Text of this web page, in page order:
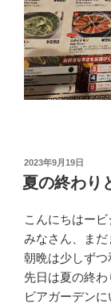
投
稿
日:
2023年9月19日
夏の終わり
こんにちはービ
みなさん、まだ
朝晩は少しずつ
先日は夏の終
ビアガーデン